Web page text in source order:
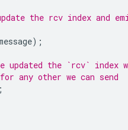
the rcv index and
);
updated the `rcv` index
any other we can send